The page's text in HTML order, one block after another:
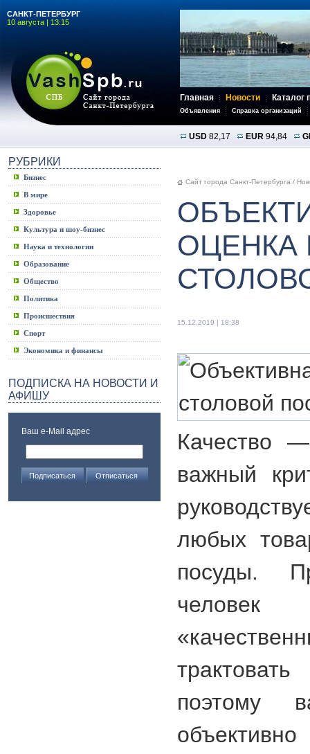
САНКТ-ПЕТЕРБУРГ
10 августа | 13:15
Главная Новости Каталог
Объявления Справка организаций
USD 82,17 EUR 94,84
РУБРИКИ
Бизнес
В мире
Здоровье
Культура и шоу-бизнес
Наука и технологии
Образование
Общество
Политика
Происшествия
Спорт
Экономика и финансы
ПОДПИСКА НА НОВОСТИ И
АФИШУ
Ваш e-Mail адрес
Сайт города Санкт-Петербурга /
ОЦЕНКА
15.12.2019 | 18:38
Качество
важный
любых
посуды.
поэтому
объективно